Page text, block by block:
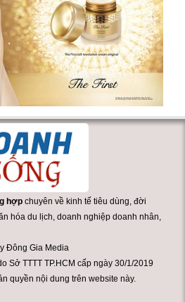
hợp chuyên về kinh tế tiêu dùng, đời
hóa du lịch, doanh nghiệp doanh nhân,
Đông Gia Media
Sở TTTT TP.HCM cấp ngày 30/1/2019
quyền nội dung trên website này.